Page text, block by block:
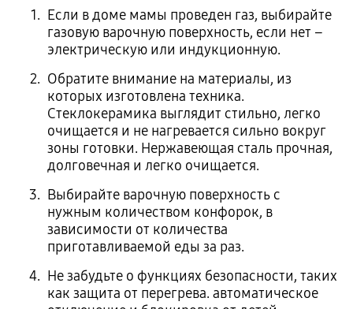
Если в доме мамы проведен газ, выбирайте
газовую варочную поверхность, если нет –
электрическую или индукционную.
Обратите внимание на материалы, из
которых изготовлена техника.
Стеклокерамика выглядит стильно, легко
очищается и не нагревается сильно вокруг
зоны готовки. Нержавеющая сталь прочная,
долговечная и легко очищается.
Выбирайте варочную поверхность с
нужным количеством конфорок, в
зависимости от количества
приготавливаемой еды за раз.
Не забудьте о функциях безопасности, таких
как защита от перегрева. автоматическое